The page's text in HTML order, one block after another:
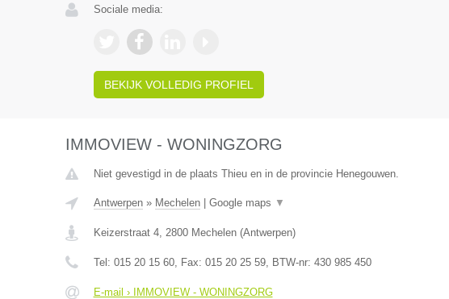
Sociale media:
BEKIJK VOLLEDIG PROFIEL
IMMOVIEW - WONINGZORG
Niet gevestigd in de plaats Thieu en in de provincie Henegouwen.
Antwerpen» Mechelen| Google maps ▼
Keizerstraat 4, 2800 Mechelen(Antwerpen)
Tel: 015 20 15 60, Fax: 015 20 25 59, BTW-nr: 430 985 450
E-mail › IMMOVIEW - WONINGZORG